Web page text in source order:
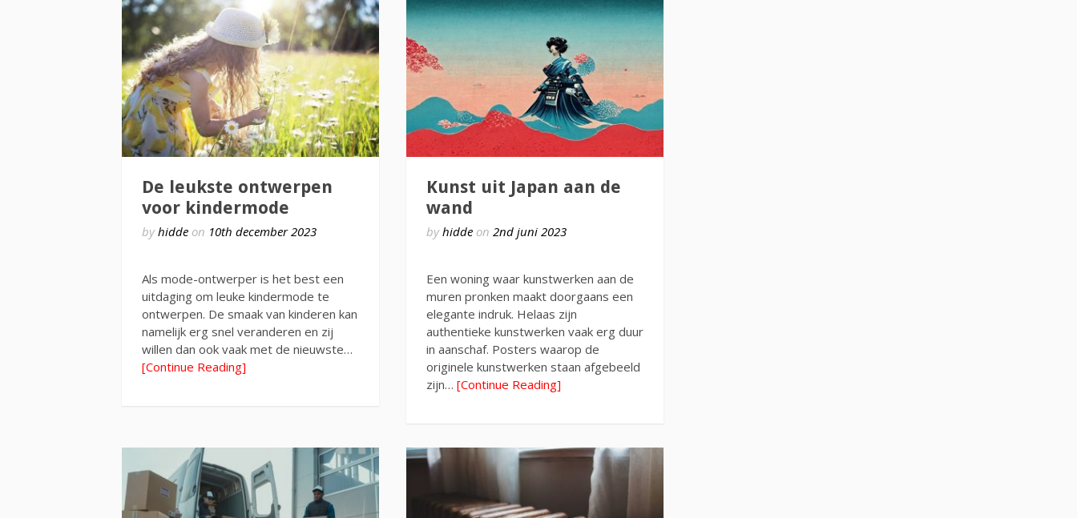
De leukste ontwerpen
voor kindermode
byhidde on 10th december 2023
Als mode-ontwerper is het best een
uitdaging om leuke kindermode te
ontwerpen. De smaak van kinderen kan
namelijk erg snel veranderen en zij
willen dan ook vaak met de nieuwste…
[Continue Reading]
Kunst uit Japan aan de
wand
byhiddeon 2nd juni 2023
Een woning waar kunstwerken aan de
muren pronken maakt doorgaans een
elegante indruk. Helaas zijn
authentieke kunstwerken vaak erg duur
in aanschaf. Posters waarop de
originele kunstwerken staan afgebeeld
zijn… [Continue Reading]